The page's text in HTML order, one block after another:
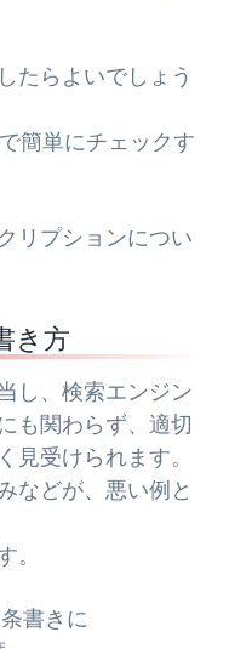
たらよいでしょう
簡単にチェックす
リプションについ
き方
し、検索エンジン
も関わらず、適切
見受けられます。
などが、悪い例と
。
書きに